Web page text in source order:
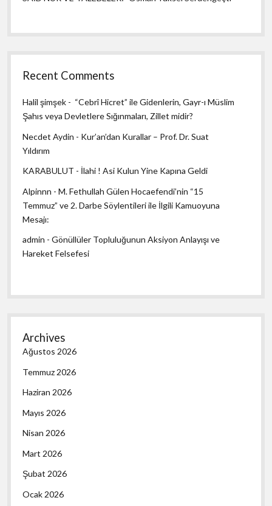
Recent Comments
Halil şimşek - “Cebrî Hicret” ile Gidenlerin, Gayr-ı Müslim
Şahıs veya Devletlere Sığınmaları, Zillet midir?
Necdet Aydin - Kur’an’dan Kurallar – Prof. Dr. Suat
Yıldırım
KARABULUT - İlahi ! Asi Kulun Yine Kapına Geldi
Alpinnn -M. Fethullah Gülen Hocaefendi’nin “15
Temmuz” ve 2. Darbe Söylentileri ile İlgili Kamuoyuna
Mesajı:
admin -Gönüllüler Topluluğunun Aksiyon Anlayışı ve
Hareket Felsefesi
Archives
Ağustos 2026
Temmuz 2026
Haziran 2026
Mayıs 2026
Nisan 2026
Mart 2026
Şubat 2026
Ocak 2026